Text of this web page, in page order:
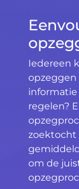
Iedereen
opzeggen
regelen?
zoektocht
om de